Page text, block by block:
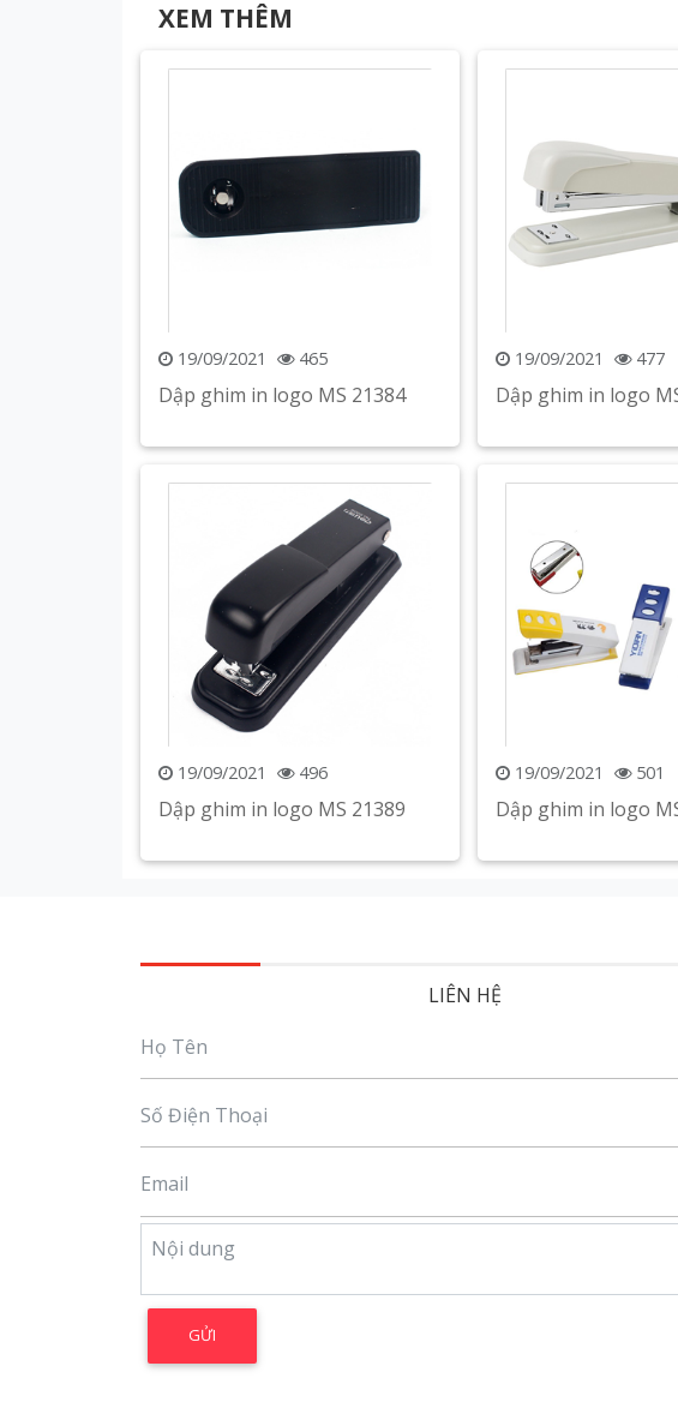
XEM THÊM
19/09/2021 465
Dập ghim in logo MS 21384
Xem chi tiết
19/09/2021 477
Dập ghim in logo
Xem chi
19/09/2021 496
Dập ghim in logo MS 21389
Xem chi tiết
19/09/2021 501
Dập ghim in logo
Xem chi
LIÊN HỆ